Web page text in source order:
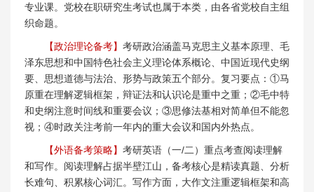
专业课。党校在职研究生考试也属于本类，由各省党校自主组
织命题。
【政治理论备考】 考研政治涵盖马克思主义基本原理、毛
泽东思想和中国特色社会主义理论体系概论、中国近现代史纲
要、思想道德与法治、形势与政策五个部分。复习要点：①马
原重在理解逻辑框架，辩证法和认识论是重中之重；②毛中特
和史纲注意时间线和重要会议；③思修法基相对简单但不能忽
视；④时政关注考前一年内的重大会议和国内外热点。
【外语备考策略】 考研英语（一/二）重点考查阅读理解
和写作。阅读理解占据半壁江山，备考核心是精读真题、分析
长难句、积累核心词汇。写作方面，大作文注重逻辑框架和高